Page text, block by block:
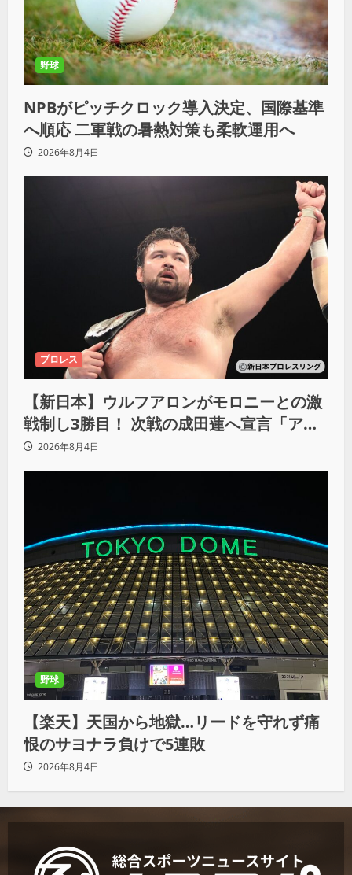
野球
NPBがピッチクロック導入決定、国際基準
へ順応 二軍戦の暑熱対策も柔軟運用へ
2026年8月4日
プロレス
【新日本】ウルフアロンがモロニーとの激
戦制し3勝目！ 次戦の成田蓮へ宣言「アイ
ツの王道を俺の王道でぶち壊す」
2026年8月4日
野球
【楽天】天国から地獄…リードを守れず痛
恨のサヨナラ負けで5連敗
2026年8月4日